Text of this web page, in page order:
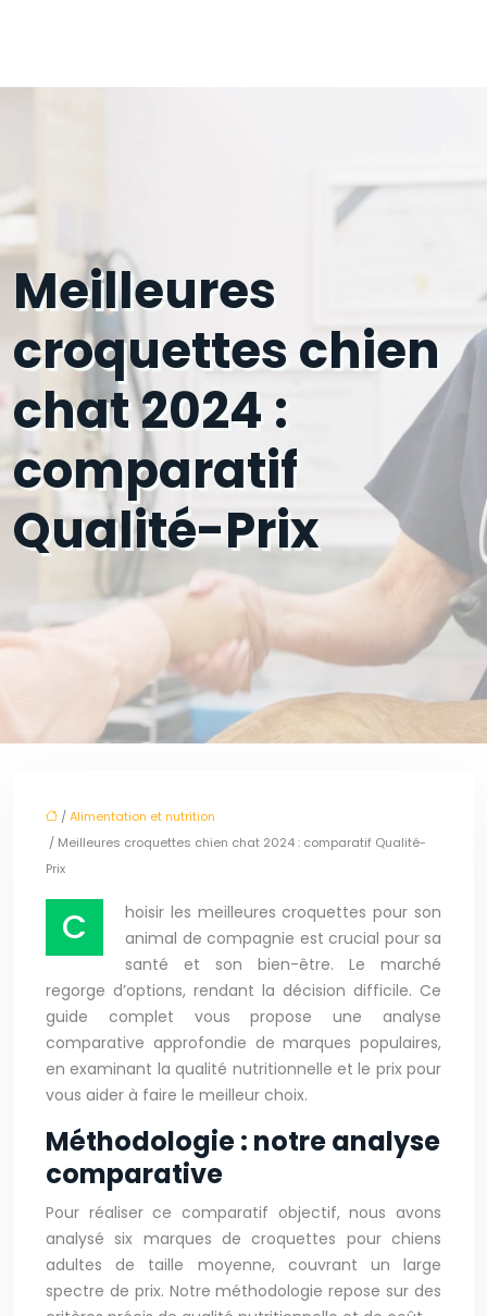
Meilleures
croquettes chien
chat 2024 :
comparatif
Qualité-Prix
/Alimentation et nutrition
/ Meilleures croquettes chien chat 2024 : comparatif Qualité-
Prix
C
hoisir les meilleures croquettes pour son
animal de compagnie est crucial pour sa
santé et son bien-être. Le marché
regorge d’options, rendant la décision difficile. Ce
guide complet vous propose une analyse
comparative approfondie de marques populaires,
en examinant la qualité nutritionnelle et le prix pour
vous aider à faire le meilleur choix.
Méthodologie : notre analyse
comparative
Pour réaliser ce comparatif objectif, nous avons
analysé six marques de croquettes pour chiens
adultes de taille moyenne, couvrant un large
spectre de prix. Notre méthodologie repose sur des